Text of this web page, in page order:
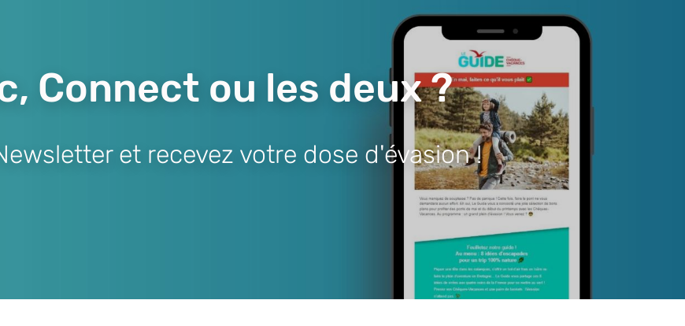
Connect ou les deux ?
et recevez votre dose d'évasion !